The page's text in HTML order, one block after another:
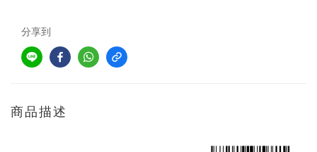
分享到
商品描述